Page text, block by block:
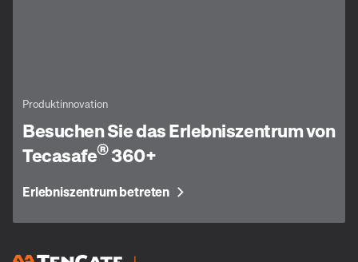
Produktinnovation
Besuchen Sie das Erlebniszentrum von
Tecasafe®360+
Erlebniszentrum betreten